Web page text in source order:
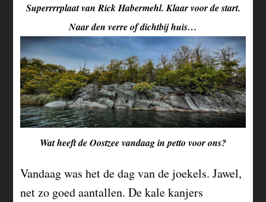
Superrrrplaat van Rick Habermehl. Klaar voor de start.
Naar den verre of dichtbij huis…
Wat heeft de Oostzee vandaag in petto voor ons?
Vandaag was het de dag van de joekels. Jawel,
net zo goed aantallen. De kale kanjers